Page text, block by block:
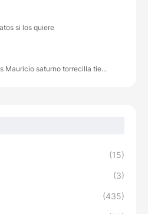
si los quiere
Mauricio saturno torrecilla tie...
(15)
(3)
(435)